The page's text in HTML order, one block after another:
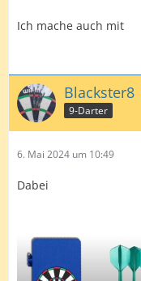
Ich mache auch mit
Blackster8
9-Darter
6. Mai 2024 um 10:49
Dabei